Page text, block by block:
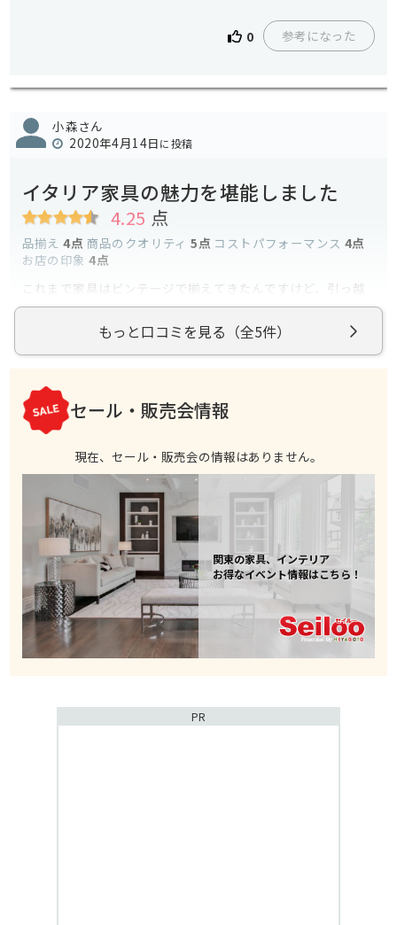
するお店としては申し分のない清潔感がありました。今まで
見たことのないテーブルやソファなどのデザインも多くあっ
たので、長時間見て回っても飽きないほど楽しむことができ
テリア家具を手に入れられる確率が上がります。
0 参考になった
小森さん
2020年4月14日に投稿
イタリア家具の魅力を堪能しました
4.25 点
品揃え 4点 商品のクオリティ 5点 コストパフォーマンス 4点
お店の印象 4点
これまで家具はビンテージで揃えてきたんですけど、引っ越
しを機にモダンにまとめたいなと思い入店。
機能美がある、と言うんでしょうかね、こういう家具は。ス
ッキリした見た目で、主張しすぎない美しさがあります。
悩んだ末、ブラックのダイニングテーブルを購入。本当に味
す。
拡張天板も付いてるなど、外見だけじゃない、実際に使いや
すい家具で気に入っています。
もっと口コミを見る（全5件）
セール・販売会情報
現在、セール・販売会の情報はありません。
関東の家具、インテリア
お得なイベント情報はこちら！
PR